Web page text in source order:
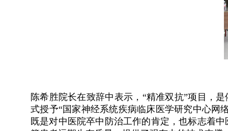
陈希胜院长在致辞中表示，“精准双抗”项目，
式授予“国家神经系统疾病临床医学研究中心网
既是对中医院卒中防治工作的肯定，也标志着